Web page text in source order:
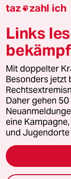
Downloads für
© 2026 taz
Alle Rechte
wenden Sie sich bitte
Feedback
Leitlinie
Seitenwende
taz zahl ich
Links
Mit doppelter
Besonders jetzt
Daher gehen
eine
und